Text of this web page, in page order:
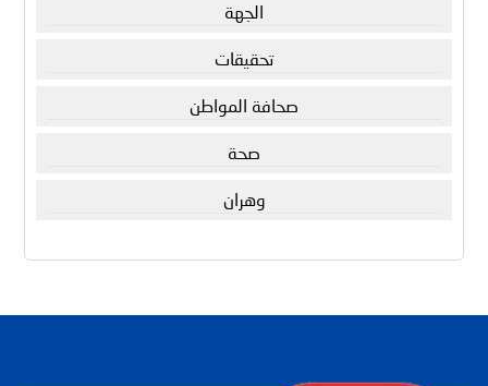
الجهة
تحقيقات
صحافة المواطن
صحة
وهران